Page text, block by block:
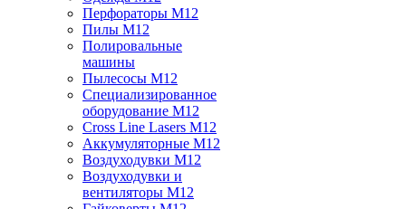
Перфораторы M12
Пилы M12
Полировальные
машины
Пылесосы M12
Специализированное
оборудование M12
Cross Line Lasers M12
Аккумуляторные M12
Воздуходувки M12
Воздуходувки и
вентиляторы M12